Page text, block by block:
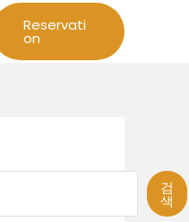
Reservati
on
검
색